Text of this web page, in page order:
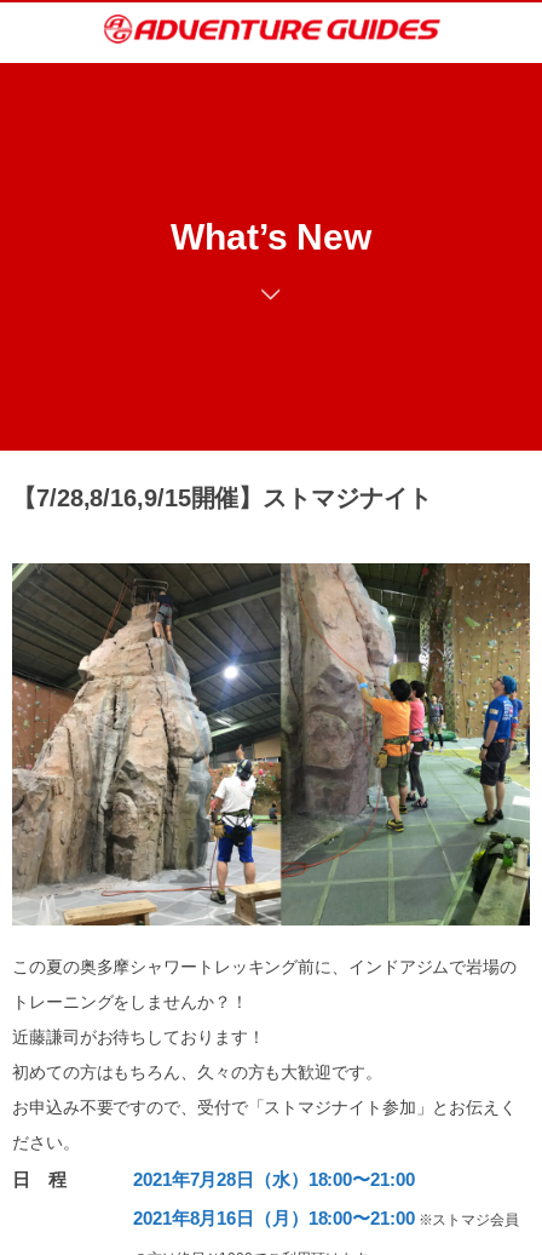
What’s New
【7/28,8/16,9/15開催】ストマジナイト
この夏の奥多摩シャワートレッキング前に、インドアジムで岩場の
トレーニングをしませんか？！
近藤謙司がお待ちしております！
初めての方はもちろん、久々の方も大歓迎です。
お申込み不要ですので、受付で「ストマジナイト参加」とお伝えく
ださい。
日 程
2021年7月28日（水）18:00〜21:00
2021年8月16日（月）18:00〜21:00※ストマジ会員